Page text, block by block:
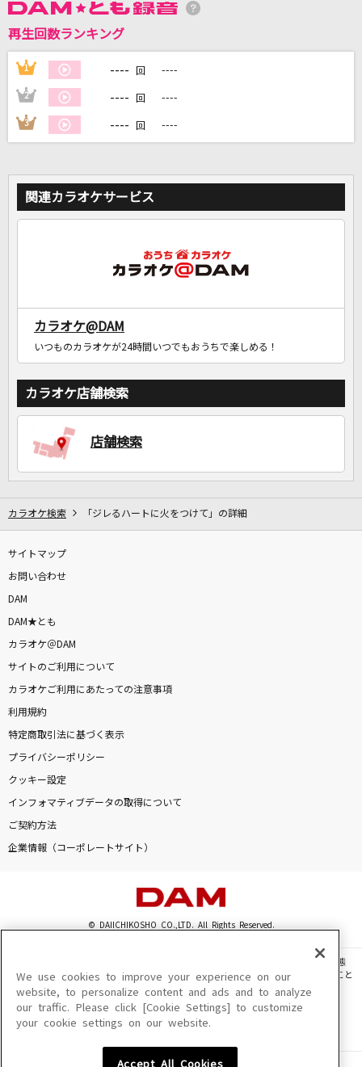
DAMに会員登録・ログインして
自宅でカラオケ歌い放題！
家族や友達と一緒に！練習にも！
再生回数ランキング
1 ---- 回 ----
2 ---- 回 ----
3 ---- 回 ----
関連カラオケサービス
カラオケ@DAM
いつものカラオケが24時間いつでもおうちで楽しめる！
カラオケ店舗検索
店舗検索
カラオケ検索 「ジレるハートに火をつけて」の詳細
サイトマップ
お問い合わせ
DAM
DAM★とも
カラオケ＠DAM
サイトのご利用について
カラオケご利用にあたっての注意事項
利用規約
特定商取引法に基づく表示
プライバシーポリシー
クッキー設定
インフォマティブデータの取得について
ご契約方法
企業情報（コーポレートサイト）
© DAIICHIKOSHO CO.,LTD. All Rights Reserved.
このサイトに掲載されている一切の文章・画像・写真・動画・音声等を、手段や形態
を問わず、著作権法の定める範囲を超えて無断で複製、転載、ファイル化などすること
を禁じます。
楽曲及びコンテンツは、機種によりご利用いただけない場合があります。
楽曲及びコンテンツの配信日、配信内容が変更になる場合があります。
We use cookies to improve your experience on our
website, to personalize content and ads and to analyze
our traffic. Please click [Cookie Settings] to customize
your cookie settings on our website.
Accept All Cookies